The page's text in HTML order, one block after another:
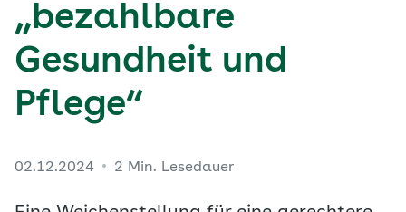
„bezahlbare
Gesundheit und
Pflege“
02.12.2024 2 Min. Lesedauer